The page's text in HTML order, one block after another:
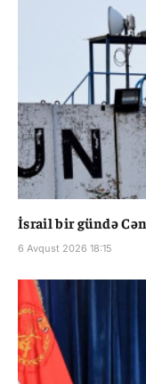
İsrail bir gündə
6 Avqust 2026 18:15